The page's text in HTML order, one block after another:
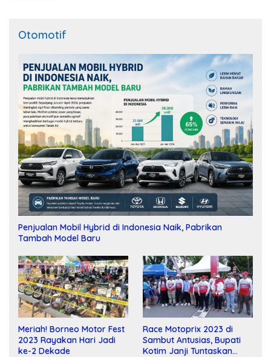
Otomotif
Penjualan Mobil Hybrid di Indonesia Naik, Pabrikan
Tambah Model Baru
Meriah! Borneo Motor Fest
2023 Rayakan Hari Jadi
ke-2 Dekade
Race Motoprix 2023 di
Sambut Antusias, Bupati
Kotim Janji Tuntaskan